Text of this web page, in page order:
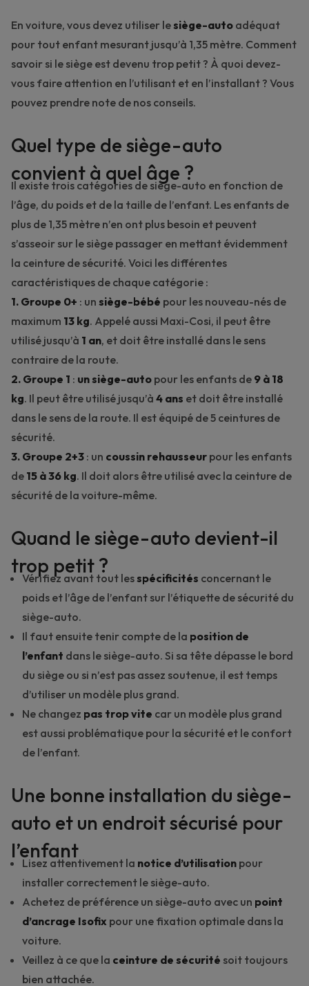
En voiture, vous devez utiliser lesiège-auto adéquat
pour tout enfant mesurant jusqu’à 1,35 mètre. Comment
savoir si le siège est devenu trop petit ? À quoi devez-
vous faire attention en l’utilisant et en l’installant ? Vous
pouvez prendre note de nos conseils.
Quel type de siège-auto
convient à quel âge ?
Il existe trois catégories de siège-auto en fonction de
l’âge, du poids et de la taille de l’enfant. Les enfants de
plus de 1,35 mètre n’en ont plus besoin et peuvent
s’asseoir sur le siège passager en mettant évidemment
la ceinture de sécurité. Voici les différentes
caractéristiques de chaque catégorie :
1. Groupe 0+ : un siège-bébé pour les nouveau-nés de
maximum 13 kg. Appelé aussi Maxi-Cosi, il peut être
utilisé jusqu’à 1 an, et doit être installé dans le sens
contraire de la route.
2. Groupe 1 : un siège-auto pour les enfants de 9 à 18
kg. Il peut être utilisé jusqu’à 4 ans et doit être installé
dans le sens de la route. Il est équipé de 5 ceintures de
sécurité.
3. Groupe 2+3 : un coussin rehausseur pour les enfants
de 15 à 36 kg. Il doit alors être utilisé avec la ceinture de
sécurité de la voiture-même.
Quand le siège-auto devient-il
trop petit ?
Vérifiez avant tout lesspécificités concernant le
poids et l’âge de l’enfant sur l’étiquette de sécurité du
siège-auto.
Il faut ensuite tenir compte de la position de
l’enfant dans le siège-auto. Si sa tête dépasse le bord
du siège ou si n’est pas assez soutenue, il est temps
d’utiliser un modèle plus grand.
Ne changez pas trop vite car un modèle plus grand
est aussi problématique pour la sécurité et le confort
de l’enfant.
Une bonne installation du siège-
auto et un endroit sécurisé pour
l’enfant
Lisez attentivement la notice d’utilisation pour
installer correctement le siège-auto.
Achetez de préférence un siège-auto avec un point
d’ancrage Isofix pour une fixation optimale dans la
voiture.
Veillez à ce que la ceinture de sécurité soit toujours
bien attachée.